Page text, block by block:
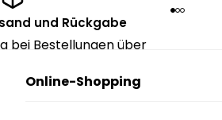
und Rückgabe
bei Bestellungen über
Online-Shopping